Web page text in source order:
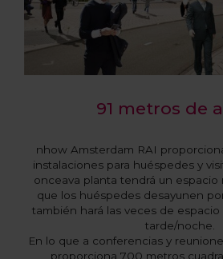
91 metros de
nhow Amsterdam RAI
instalaciones para huéspedes y
onceava planta tendrá un espacio
que los huéspedes desayunen
también hará las veces de
tarde/noche.
En lo que a conferencias y
proporciona 700 metros